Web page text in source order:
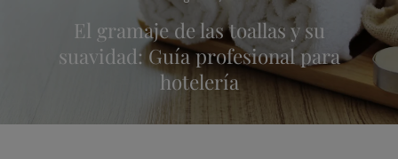
El gramaje de las toallas y su
suavidad: Guía profesional para
hotelería